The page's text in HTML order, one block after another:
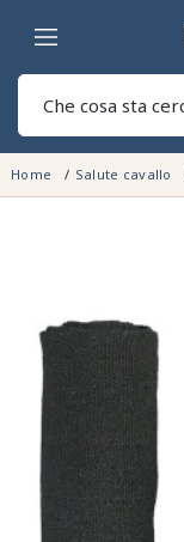
Home Salute cavallo